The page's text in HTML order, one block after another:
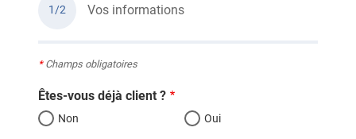
1/2 Vos informations
*Champs obligatoires
Êtes-vous déjà client ?
Non Oui